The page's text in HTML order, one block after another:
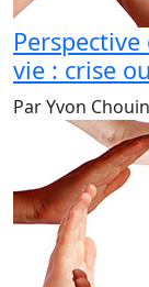
vie : crise
Par Yvon